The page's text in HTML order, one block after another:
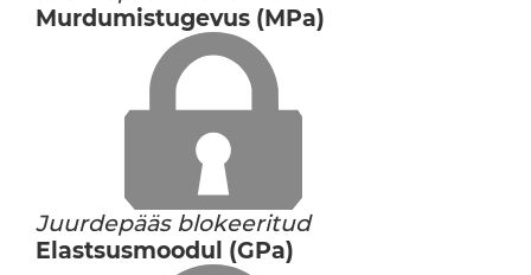
Murdumistugevus (MPa)
Juurdepääs blokeeritud
Elastsusmoodul (GPa)